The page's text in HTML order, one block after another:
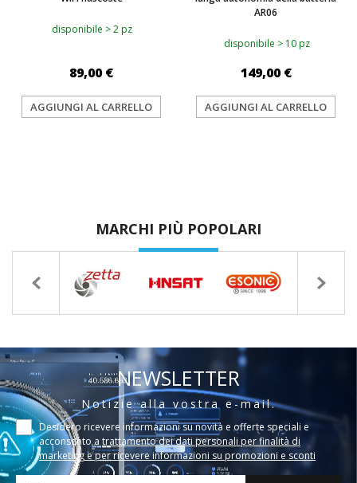
disponibile > 2 pz
89,00 €
AGGIUNGI AL CARRELLO
AR06
disponibile > 10 pz
149,00 €
AGGIUNGI AL CARRELLO
MARCHI PIÙ POPOLARI
NEWSLETTER
Notizie alla vostra e-mail.
Desidero ricevere informazioni su novità e offerte speciali e
acconsento a trattamento dei dati personali per finalità di
marketing e per ricevere informazioni su promozioni e sconti